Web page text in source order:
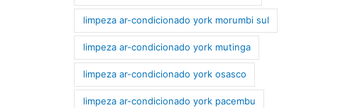
limpeza ar-condicionado york morumbi sul
limpeza ar-condicionado york mutinga
limpeza ar-condicionado york osasco
limpeza ar-condicionado york pacembu